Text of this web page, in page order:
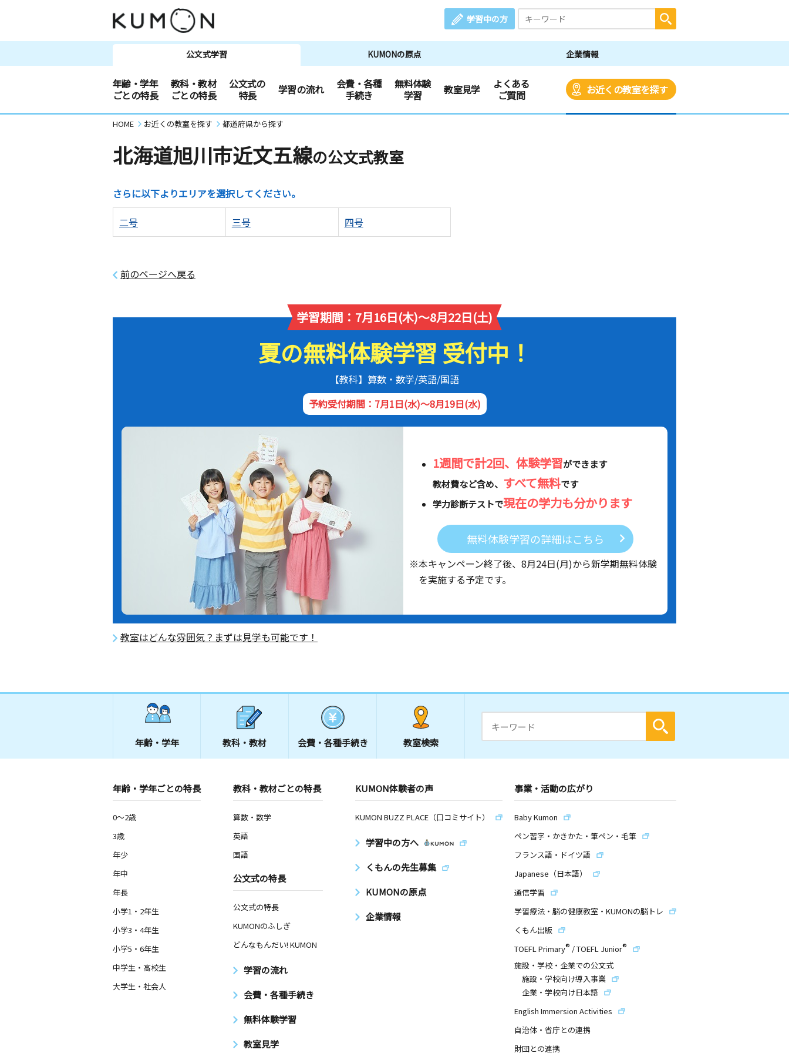
学習中の方
公文式学習 KUMONの原点 企業情報
年齢・学年
ごとの特長
教科・教材
ごとの特長
公文式の
特長
学習の流れ
会費・各種
手続き
無料体験
学習
教室見学
よくある
ご質問
お近くの教室を探す
HOME お近くの教室を探す 都道府県から探す
北海道旭川市近文五線の公文式教室
さらに以下よりエリアを選択してください。
二号 三号 四号
前のページへ戻る
学習期間：7月16日(木)～8月22日(土)
夏の無料体験学習 受付中！
【教科】算数・数学/英語/国語
予約受付期間：7月1日(水)～8月19日(水)
1週間で計2回、体験学習ができます
教材費など含め、 すべて無料です
学力診断テストで現在の学力も分かります
無料体験学習の詳細はこちら
※本キャンペーン終了後、 8月24日(月)から新学期無料体験
を実施する予定です。
教室はどんな雰囲気？まずは見学も可能です！
年齢・学年 教科・教材 会費・ 各種手続き 教室検索
年齢・学年ごとの特長
0～2歳
3歳
年少
年中
年長
小学1・2年生
小学3・4年生
小学5・6年生
中学生・高校生
大学生・社会人
教科・教材ごとの特長
算数・数学
英語
国語
公文式の特長
公文式の特長
KUMONのふしぎ
どんなもんだい! KUMON
学習の流れ
会費・各種手続き
無料体験学習
教室見学
KUMON体験者の声
KUMON BUZZ PLACE（口コミサイト）
学習中の方へ
くもんの先生募集
KUMONの原点
企業情報
事業・活動の広がり
Baby Kumon
ペン習字・かきかた・筆ペン・毛筆
フランス語・ドイツ語
Japanese（日本語）
通信学習
学習療法・脳の健康教室・KUMONの脳トレ
くもん出版
TOEFL Primary® /TOEFL Junior®
施設・学校・企業での公文式
施設・学校向け導入事業
企業・学校向け日本語
English Immersion Activities
自治体・省庁との連携
財団との連携